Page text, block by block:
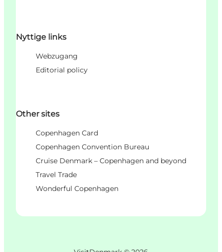
Nyttige links
Webzugang
Editorial policy
Other sites
Copenhagen Card
Copenhagen Convention Bureau
Cruise Denmark – Copenhagen and beyond
Travel Trade
Wonderful Copenhagen